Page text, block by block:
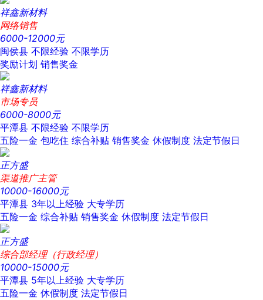
祥鑫新材料
网络销售
6000-12000元
闽侯县 不限经验 不限学历
奖励计划 销售奖金
祥鑫新材料
市场专员
6000-8000元
平潭县 不限经验 不限学历
五险一金 包吃住 综合补贴 销售奖金 休假制度 法定节假日
正方盛
渠道推广主管
10000-16000元
平潭县 3年以上经验 大专学历
五险一金 综合补贴 销售奖金 休假制度 法定节假日
正方盛
综合部经理（行政经理）
10000-15000元
平潭县 5年以上经验 大专学历
五险一金 休假制度 法定节假日